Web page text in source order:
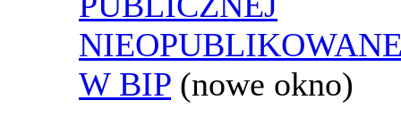
W BIP (nowe okno)